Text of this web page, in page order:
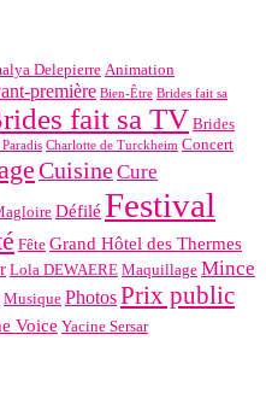
Delepierre Animation
première Bien-Être Brides fait sa
fait sa TV Brides
Charlotte de Turckheim Concert
CuisineCure
Défilé Festival
Fête Grand Hôtel des Thermes
Lola DEWAERE Maquillage Mince
Musique PhotosPrix public
Voice Yacine Sersar